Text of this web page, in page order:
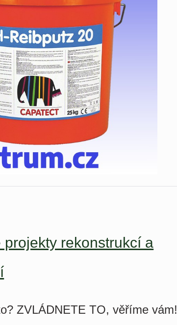
projekty rekonstrukcí a
ZVLÁDNETE TO, věříme vám!